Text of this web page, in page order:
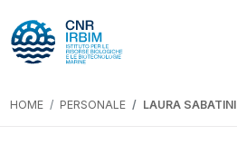
HOME PERSONALE LAURA SABATINI